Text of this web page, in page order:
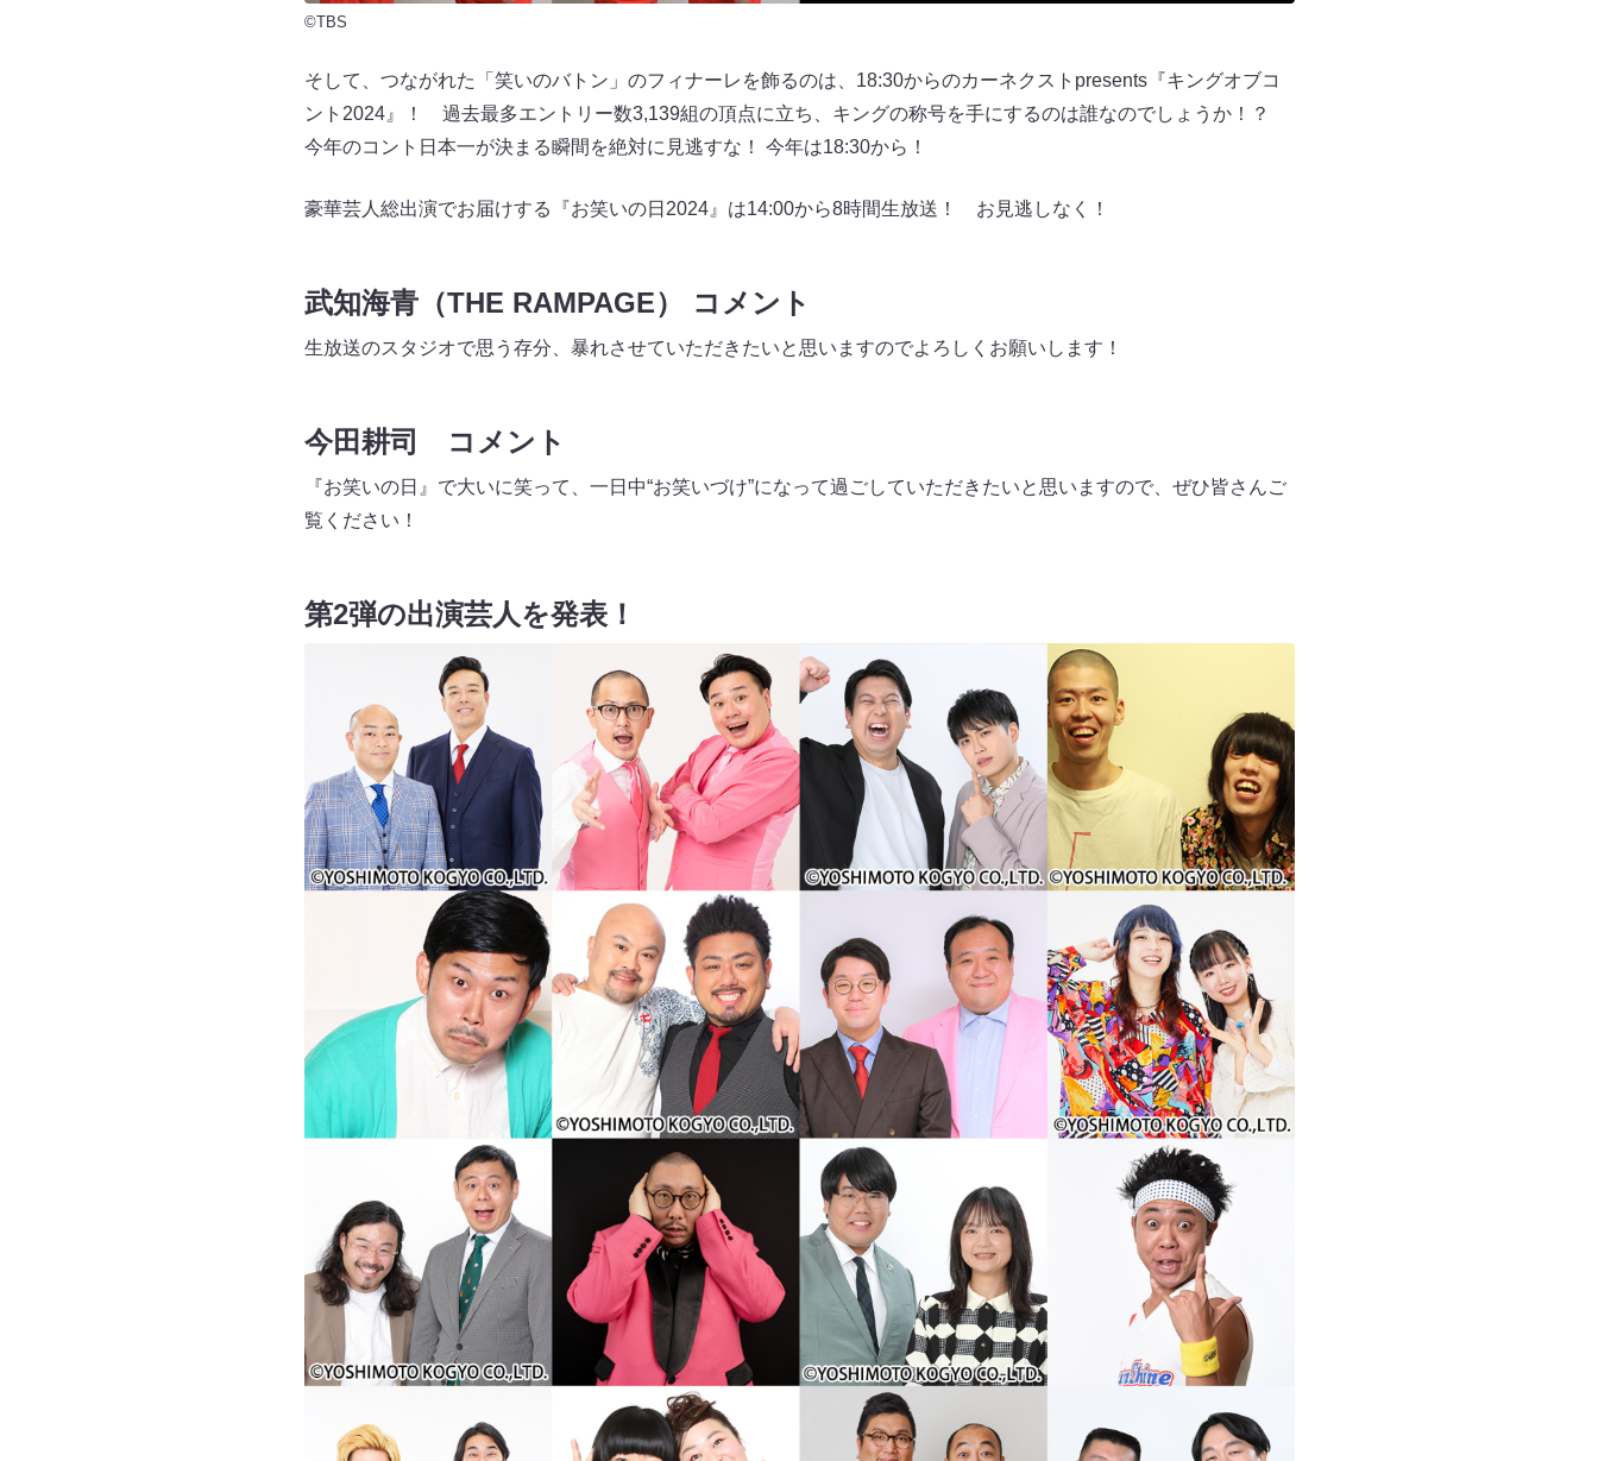
©TBS
そして、つながれた「笑いのバトン」のフィナーレを飾るのは、18:30からのカーネクストpresents『キングオブコ
ント2024』！ 過去最多エントリー数3,139組の頂点に立ち、キングの称号を手にするのは誰なのでしょうか！？
今年のコント日本一が決まる瞬間を絶対に見逃すな！ 今年は18:30から！
豪華芸人総出演でお届けする『お笑いの日2024』は14:00から8時間生放送！ お見逃しなく！
武知海青（THE RAMPAGE） コメント
生放送のスタジオで思う存分、暴れさせていただきたいと思いますのでよろしくお願いします！
今田耕司 コメント
『お笑いの日』で大いに笑って、一日中“お笑いづけ”になって過ごしていただきたいと思いますので、ぜひ皆さんご
覧ください！
第2弾の出演芸人を発表！